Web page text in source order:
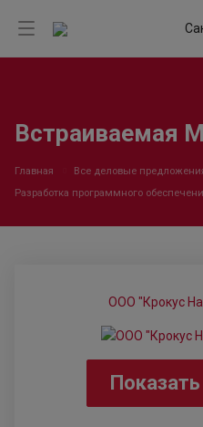
Встраиваемая
Главная Все деловые
Разработка программного
ООО "Крокус